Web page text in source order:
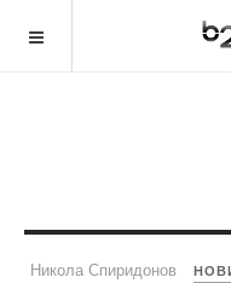
Никола Спиридонов